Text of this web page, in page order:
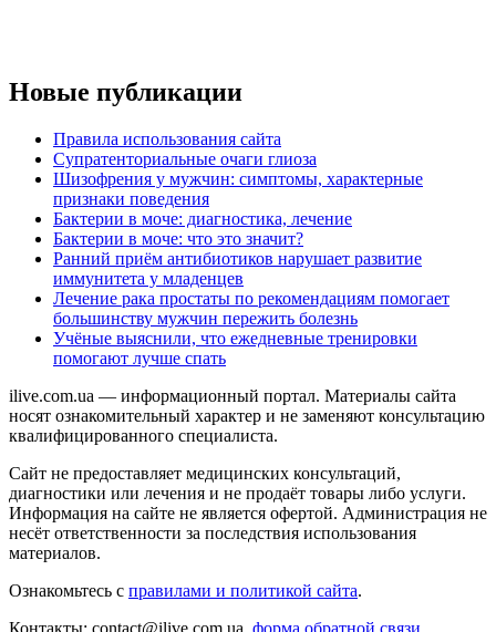
Новые публикации
Правила использования сайта
Супратенториальные очаги глиоза
Шизофрения у мужчин: симптомы, характерные
признаки поведения
Бактерии в моче: диагностика, лечение
Бактерии в моче: что это значит?
Ранний приём антибиотиков нарушает развитие
иммунитета у младенцев
Лечение рака простаты по рекомендациям помогает
большинству мужчин пережить болезнь
Учёные выяснили, что ежедневные тренировки
помогают лучше спать
ilive.com.ua — информационный портал. Материалы сайта
носят ознакомительный характер и не заменяют консультацию
квалифицированного специалиста.
Сайт не предоставляет медицинских консультаций,
диагностики или лечения и не продаёт товары либо услуги.
Информация на сайте не является офертой. Администрация не
несёт ответственности за последствия использования
материалов.
Ознакомьтесь с правилами и политикой сайта.